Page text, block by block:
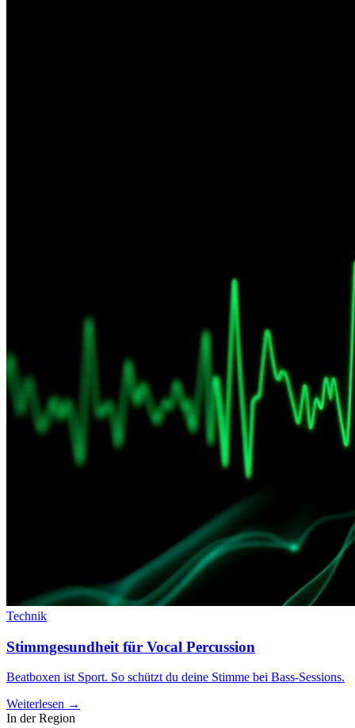
Technik
Stimmgesundheit für Vocal Percussion
Beatboxen ist Sport. So schützt du deine Stimme bei Bass-Sessions.
Weiterlesen →
In der Region